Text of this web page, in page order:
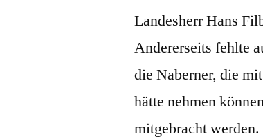
Landesherr Hans
Andererseits fehlte
die Naberner, die
hätte nehmen
mitgebracht werden.